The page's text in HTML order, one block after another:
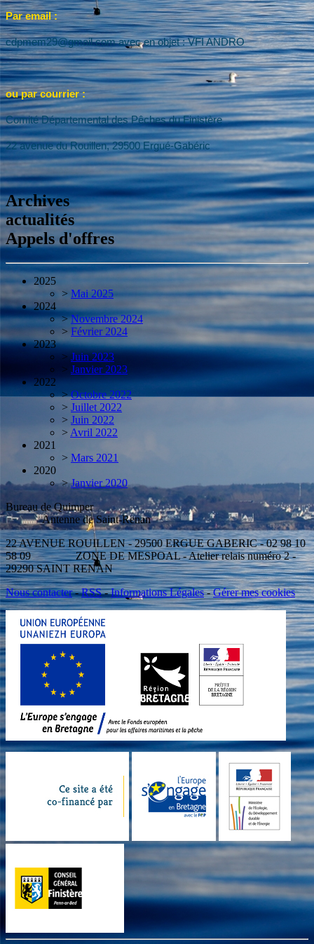
Par email :
cdpmem29@gmail.com avec en objet : VFI ANDRO
ou par courrier :
Comité Départemental des Pêches du Finistère
22 avenue du Rouillen, 29500 Ergué-Gabéric
Archives
actualités
Appels d'offres
2025
> Mai 2025
2024
> Novembre 2024
> Février 2024
2023
> Juin 2023
> Janvier 2023
2022
> Octobre 2022
> Juillet 2022
> Juin 2022
> Avril 2022
2021
> Mars 2021
2020
> Janvier 2020
Bureau de Quimper
Antenne de Saint-Renan
22 AVENUE ROUILLEN - 29500 ERGUE GABERIC - 02 98 10
58 09 ZONE DE MESPOAL - Atelier relais numéro 2 -
29290 SAINT RENAN
Nous contacter-RSS-Informations Légales-Gérer mes cookies